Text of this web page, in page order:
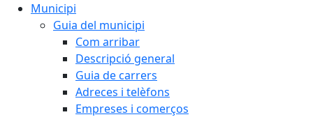
Municipi
Guia del municipi
Com arribar
Descripció general
Guia de carrers
Adreces i telèfons
Empreses i comerços